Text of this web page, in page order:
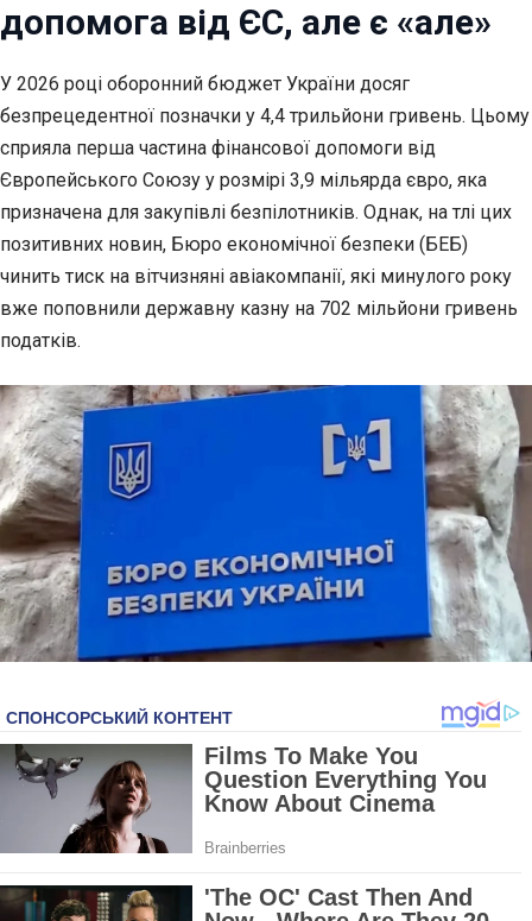
допомога від ЄС, але є «але»
У 2026 році оборонний бюджет України досяг
безпрецедентної позначки у 4,4 трильйони гривень. Цьому
сприяла перша частина фінансової допомоги від
Європейського Союзу у розмірі 3,9 мільярда євро, яка
призначена для закупівлі безпілотників. Однак, на тлі цих
позитивних новин, Бюро економічної безпеки (БЕБ)
чинить тиск на вітчизняні авіакомпанії, які минулого року
вже поповнили державну казну на 702 мільйони гривень
податків.